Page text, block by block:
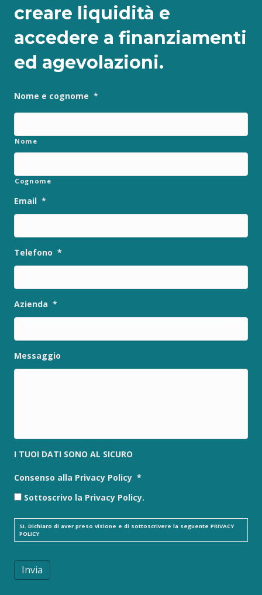
creare liquidità e
accedere a finanziamenti
ed agevolazioni.
Nome e cognome *
Nome
Cognome
Email *
Telefono *
Azienda *
Messaggio
I TUOI DATI SONO AL SICURO
Consenso alla Privacy Policy *
Sottoscrivo la Privacy Policy.
SI. Dichiaro di aver preso visione e di sottoscrivere la seguente PRIVACY
POLICY
Invia